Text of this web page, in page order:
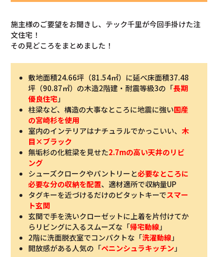
施主様のご要望をお聞きし、テック千里が今回手掛けた注
文住宅！
その見どころをまとめました！
敷地面積24.66坪（81.54㎡）に延べ床面積37.48
坪（90.87㎡）の木造2階建・耐震等級3の「長期
優良住宅」
柱梁など、構造の大事なところに地震に強い国産
の宮崎杉を使用
室内のインテリアはナチュラルでかっこいい、 木
目×ブラック
無垢杉の化粧梁を見せた2.7mの高い天井のリビ
ング
シューズクロークやパントリーと必要なところに
必要な分の収納を配置、適材適所で収納量UP
タグキーを近づけるだけのピタットキーでスマー
ト玄関
玄関で手を洗いクローゼットに上着を片付けてか
らリビングに入るスムーズな「帰宅動線」
2階に洗面脱衣室でコンパクトな「洗濯動線」
開放感がある人気の「ペニンシュラキッチン 」